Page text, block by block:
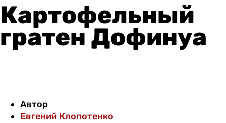
Картофельный
гратен Дофинуа
Автор
Евгений Клопотенко